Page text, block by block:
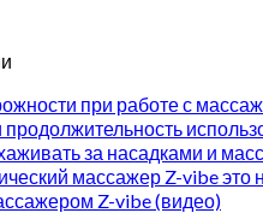
при работе с
продолжительность
за насадками и
массажер Z-vibe
Z-vibe (видео)